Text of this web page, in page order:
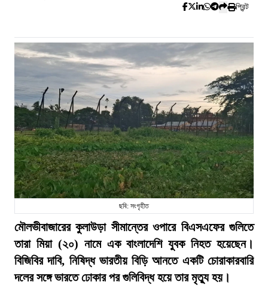
প্রিন্ট
ছবি: সংগৃহীত
মৌলভীবাজারের কুলাউড়া সীমান্তের ওপারে বিএসএফের গুলিতে
তারা মিয়া (২০) নামে এক বাংলাদেশি যুবক নিহত হয়েছেন।
বিজিবির দাবি, নিষিদ্ধ ভারতীয় বিড়ি আনতে একটি চোরাকারবারি
দলের সঙ্গে ভারতে ঢোকার পর গুলিবিদ্ধ হয়ে তার মৃত্যু হয়।